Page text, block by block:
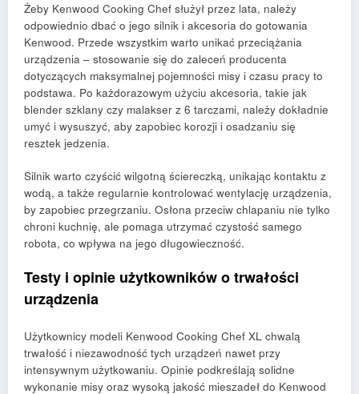
Żeby Kenwood Cooking Chef służył przez lata, należy
odpowiednio dbać o jego silnik i akcesoria do gotowania
Kenwood. Przede wszystkim warto unikać przeciążania
urządzenia – stosowanie się do zaleceń producenta
dotyczących maksymalnej pojemności misy i czasu pracy to
podstawa. Po każdorazowym użyciu akcesoria, takie jak
blender szklany czy malakser z 6 tarczami, należy dokładnie
umyć i wysuszyć, aby zapobiec korozji i osadzaniu się
resztek jedzenia.
Silnik warto czyścić wilgotną ściereczką, unikając kontaktu z
wodą, a także regularnie kontrolować wentylację urządzenia,
by zapobiec przegrzaniu. Osłona przeciw chlapaniu nie tylko
chroni kuchnię, ale pomaga utrzymać czystość samego
robota, co wpływa na jego długowieczność.
Testy i opinie użytkowników o trwałości
urządzenia
Użytkownicy modeli Kenwood Cooking Chef XL chwalą
trwałość i niezawodność tych urządzeń nawet przy
intensywnym użytkowaniu. Opinie podkreślają solidne
wykonanie misy oraz wysoką jakość mieszadeł do Kenwood